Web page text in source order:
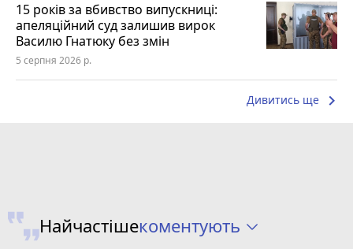
15 років за вбивство випускниці:
апеляційний суд залишив вирок
Василю Гнатюку без змін
5 серпня 2026 р.
Дивитись ще keyboard_arrow_right
Найчастішекоментують